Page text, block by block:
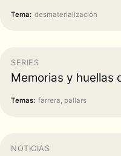
Tema: desmaterialización
SERIES
Memorias y huellas
Temas: farrera, pallars
NOTICIAS